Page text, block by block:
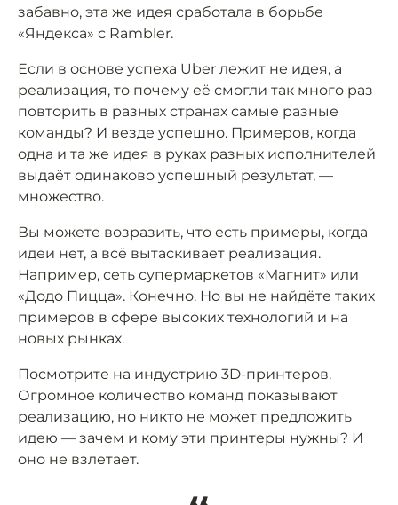
забавно, эта же идея сработала в борьбе
«Яндекса» с Rambler.
Если в основе успеха Uber лежит не идея, а
реализация, то почему её смогли так много раз
повторить в разных странах самые разные
команды? И везде успешно. Примеров, когда
одна и та же идея в руках разных исполнителей
выдаёт одинаково успешный результат, —
множество.
Вы можете возразить, что есть примеры, когда
идеи нет, а всё вытаскивает реализация.
Например, сеть супермаркетов «Магнит» или
«Додо Пицца». Конечно. Но вы не найдёте таких
примеров в сфере высоких технологий и на
новых рынках.
Посмотрите на индустрию 3D-принтеров.
Огромное количество команд показывают
реализацию, но никто не может предложить
идею — зачем и кому эти принтеры нужны? И
оно не взлетает.